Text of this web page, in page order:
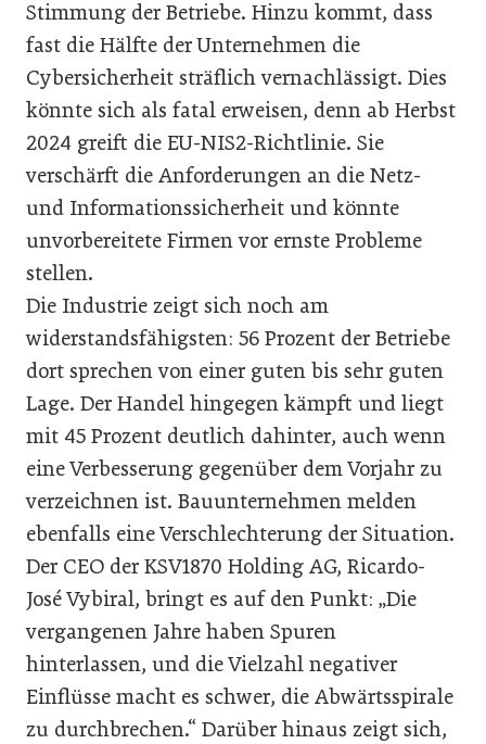
Stimmung der Betriebe. Hinzu kommt, dass
fast die Hälfte der Unternehmen die
Cybersicherheit sträflich vernachlässigt. Dies
könnte sich als fatal erweisen, denn ab Herbst
2024 greift die EU-NIS2-Richtlinie. Sie
verschärft die Anforderungen an die Netz-
und Informationssicherheit und könnte
unvorbereitete Firmen vor ernste Probleme
stellen.
Die Industrie zeigt sich noch am
widerstandsfähigsten: 56 Prozent der Betriebe
dort sprechen von einer guten bis sehr guten
Lage. Der Handel hingegen kämpft und liegt
mit 45 Prozent deutlich dahinter, auch wenn
eine Verbesserung gegenüber dem Vorjahr zu
verzeichnen ist. Bauunternehmen melden
ebenfalls eine Verschlechterung der Situation.
Der CEO der KSV1870 Holding AG, Ricardo-
José Vybiral, bringt es auf den Punkt: „Die
vergangenen Jahre haben Spuren
hinterlassen, und die Vielzahl negativer
Einflüsse macht es schwer, die Abwärtsspirale
zu durchbrechen.“ Darüber hinaus zeigt sich,